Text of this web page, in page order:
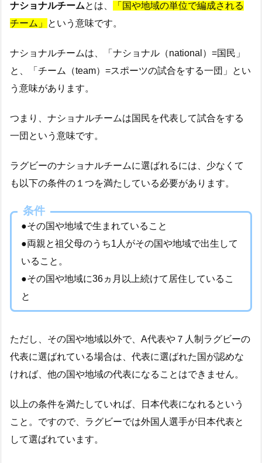
ナショナルチームとは、
「国や地域の単位で編成される
チーム」
という意味です。
ナショナルチームは、「ナショナル（national）=国民」
と、「チーム（team）=スポーツの試合をする一団」とい
う意味があります。
つまり、ナショナルチームは国民を代表して試合をする
一団という意味です。
ラグビーのナショナルチームに選ばれるには、少なくて
も以下の条件の１つを満たしている必要があります。
条件
●その国や地域で生まれていること
●両親と祖父母のうち1人がその国や地域で出生して
いること。
●その国や地域に36ヵ月以上続けて居住しているこ
と
ただし、その国や地域以外で、A代表や７人制ラグビーの
代表に選ばれている場合は、代表に選ばれた国が認めな
ければ、他の国や地域の代表になることはできません。
以上の条件を満たしていれば、日本代表になれるという
こと。ですので、ラグビーでは外国人選手が日本代表と
して選ばれています。